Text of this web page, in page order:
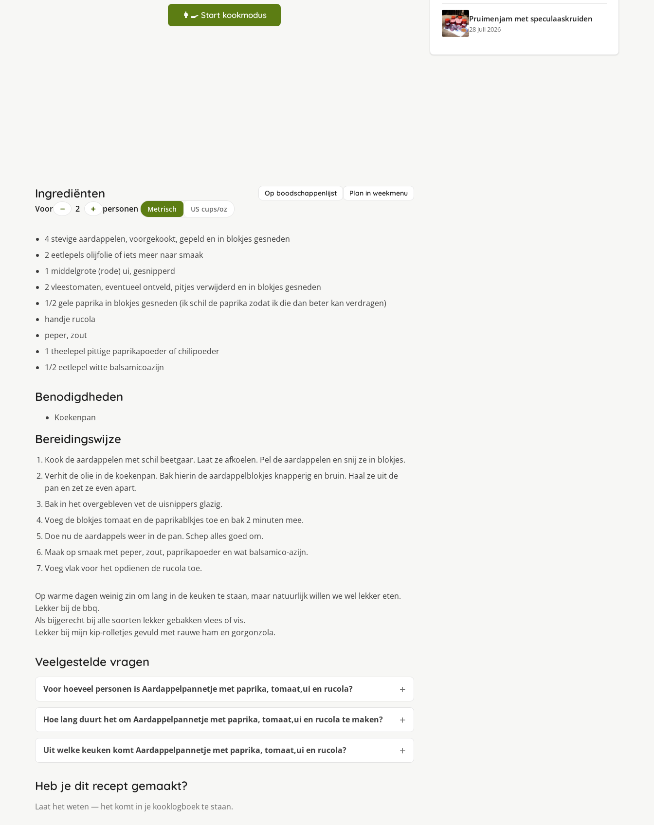
👩‍🍳 Start kookmodus
Ingrediënten Op boodschappenlijst Plan in weekmenu
Voor − 2 + personen Metrisch US cups/oz
4 stevige aardappelen, voorgekookt, gepeld en in blokjes gesneden
2 eetlepels olijfolie of iets meer naar smaak
1 middelgrote (rode) ui, gesnipperd
2 vleestomaten, eventueel ontveld, pitjes verwijderd en in blokjes gesneden
1/2 gele paprika in blokjes gesneden (ik schil de paprika zodat ik die dan beter kan verdragen)
handje rucola
peper, zout
1 theelepel pittige paprikapoeder of chilipoeder
1/2 eetlepel witte balsamicoazijn
Benodigdheden
Koekenpan
Bereidingswijze
Kook de aardappelen met schil beetgaar. Laat ze afkoelen. Pel de aardappelen en snij ze in blokjes.
Verhit de olie in de koekenpan. Bak hierin de aardappelblokjes knapperig en bruin. Haal ze uit de
pan en zet ze even apart.
Bak in het overgebleven vet de uisnippers glazig.
Voeg de blokjes tomaat en de paprikablkjes toe en bak 2 minuten mee.
Doe nu de aardappels weer in de pan. Schep alles goed om.
Maak op smaak met peper, zout, paprikapoeder en wat balsamico-azijn.
Voeg vlak voor het opdienen de rucola toe.
Op warme dagen weinig zin om lang in de keuken te staan, maar natuurlijk willen we wel lekker eten.
Lekker bij de bbq.
Als bijgerecht bij alle soorten lekker gebakken vlees of vis.
Lekker bij mijn kip-rolletjes gevuld met rauwe ham en gorgonzola.
Veelgestelde vragen
Voor hoeveel personen is Aardappelpannetje met paprika, tomaat,ui en rucola?
Hoe lang duurt het om Aardappelpannetje met paprika, tomaat,ui en rucola te maken?
Uit welke keuken komt Aardappelpannetje met paprika, tomaat,ui en rucola?
Heb je dit recept gemaakt?
Laat het weten — het komt in je kooklogboek te staan.
Pruimenjam met speculaaskruiden
28 juli 2026